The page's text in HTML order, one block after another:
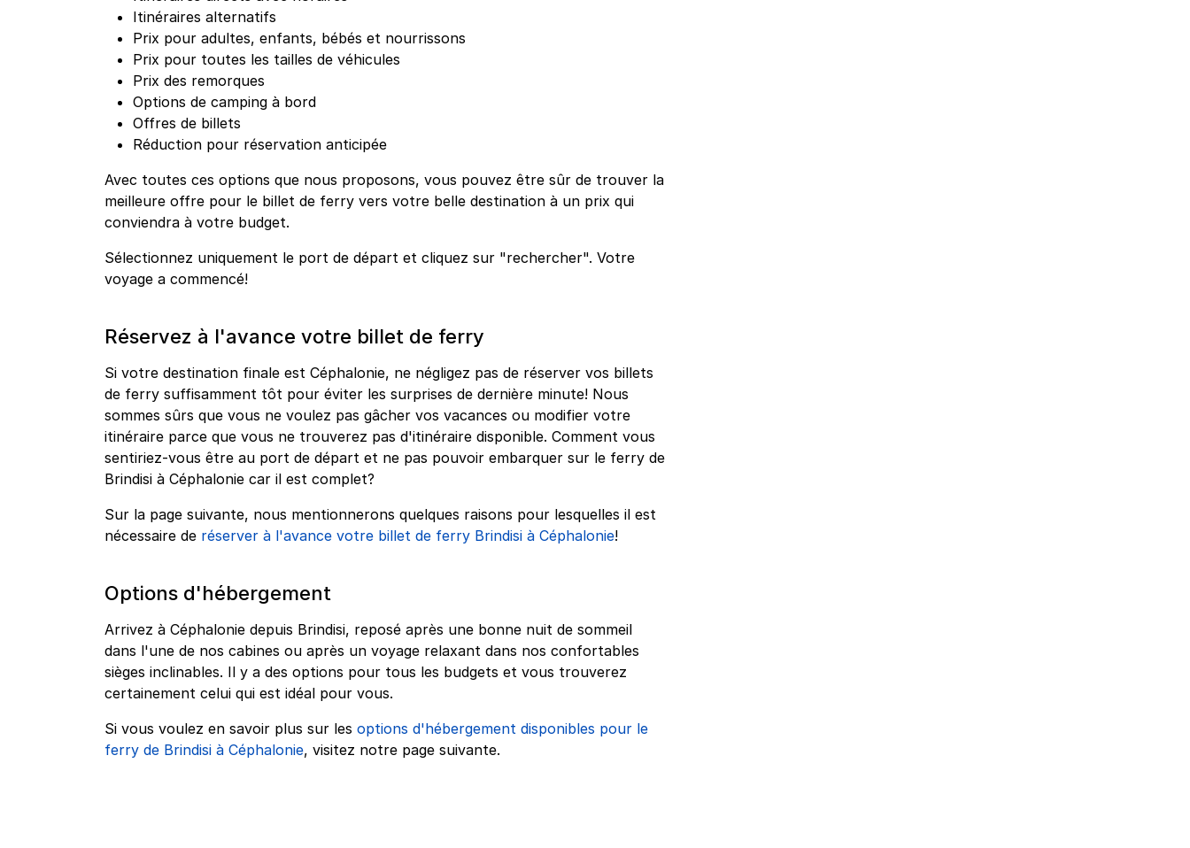
Itinéraires alternatifs
Prix pour adultes, enfants, bébés et nourrissons
Prix pour toutes les tailles de véhicules
Prix des remorques
Options de camping à bord
Offres de billets
Réduction pour réservation anticipée
Avec toutes ces options que nous proposons, vous pouvez être sûr de trouver la
meilleure offre pour le billet de ferry vers votre belle destination à un prix qui
conviendra à votre budget.
Sélectionnez uniquement le port de départ et cliquez sur "rechercher". Votre
voyage a commencé!
Réservez à l'avance votre billet de ferry
Si votre destination finale est Céphalonie, ne négligez pas de réserver vos billets
de ferry suffisamment tôt pour éviter les surprises de dernière minute! Nous
sommes sûrs que vous ne voulez pas gâcher vos vacances ou modifier votre
itinéraire parce que vous ne trouverez pas d'itinéraire disponible. Comment vous
sentiriez-vous être au port de départ et ne pas pouvoir embarquer sur le ferry de
Brindisi à Céphalonie car il est complet?
Sur la page suivante, nous mentionnerons quelques raisons pour lesquelles il est
nécessaire de réserver à l'avance votre billet de ferry Brindisi à Céphalonie!
Options d'hébergement
Arrivez à Céphalonie depuis Brindisi, reposé après une bonne nuit de sommeil
dans l'une de nos cabines ou après un voyage relaxant dans nos confortables
sièges inclinables. Il y a des options pour tous les budgets et vous trouverez
certainement celui qui est idéal pour vous.
Si vous voulez en savoir plus sur les options d'hébergement disponibles pour le
ferry de Brindisi à Céphalonie, visitez notre page suivante.